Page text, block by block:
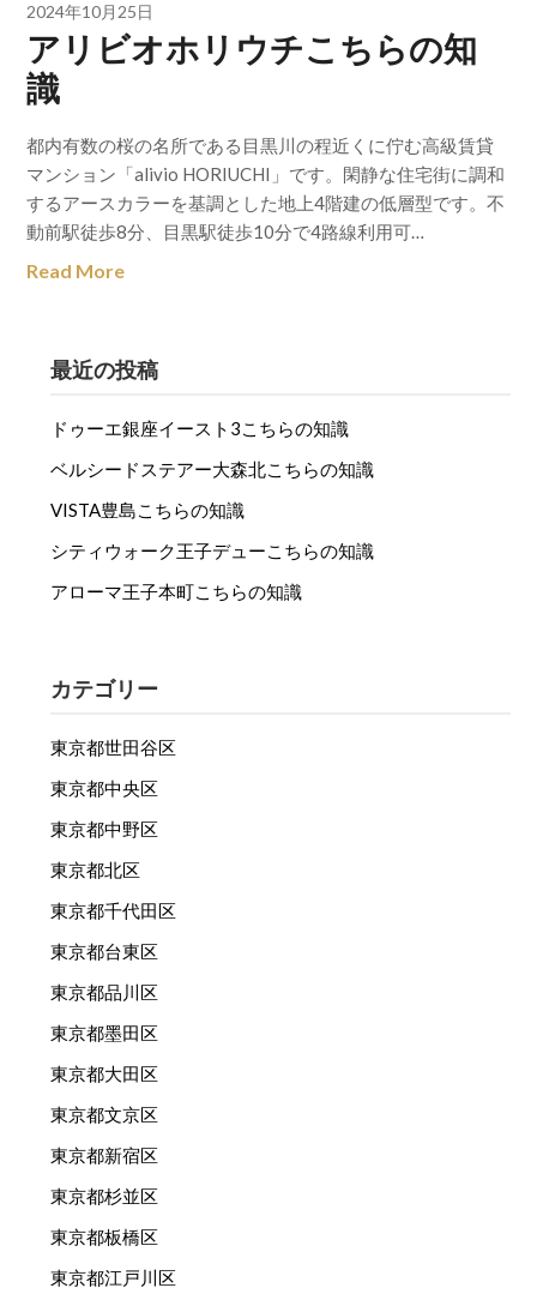
2024年10月25日
アリビオホリウチこちらの知
識
都内有数の桜の名所である目黒川の程近くに佇む高級賃貸
マンション「alivio HORIUCHI」です。閑静な住宅街に調和
するアースカラーを基調とした地上4階建の低層型です。不
動前駅徒歩8分、目黒駅徒歩10分で4路線利用可…
Read More
最近の投稿
ドゥーエ銀座イースト3こちらの知識
ベルシードステアー大森北こちらの知識
VISTA豊島こちらの知識
シティウォーク王子デューこちらの知識
アローマ王子本町こちらの知識
カテゴリー
東京都世田谷区
東京都中央区
東京都中野区
東京都北区
東京都千代田区
東京都台東区
東京都品川区
東京都墨田区
東京都大田区
東京都文京区
東京都新宿区
東京都杉並区
東京都板橋区
東京都江戸川区